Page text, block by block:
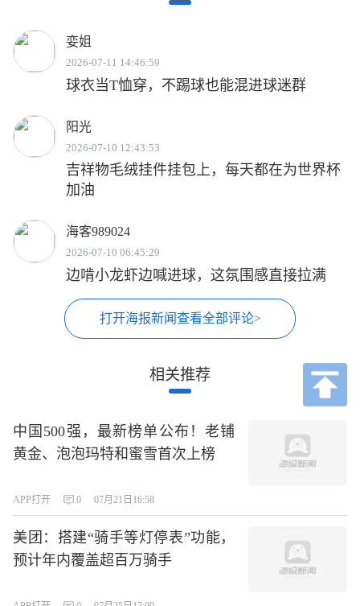
娈姐
2026-07-11 14:46:59
球衣当T恤穿，不踢球也能混进球迷群
阳光
2026-07-10 12:43:53
吉祥物毛绒挂件挂包上，每天都在为世界杯
加油
海客989024
2026-07-10 06:45:29
边啃小龙虾边喊进球，这氛围感直接拉满
打开海报新闻查看全部评论>
相关推荐
中国500强，最新榜单公布！老铺
黄金、泡泡玛特和蜜雪首次上榜
APP打开 0 07月21日16:58
美团：搭建“骑手等灯停表”功能，
预计年内覆盖超百万骑手